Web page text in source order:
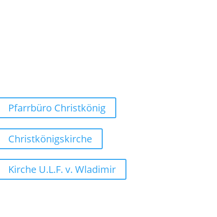
Pfarrbüro Christkönig
Christkönigskirche
Kirche U.L.F. v. Wladimir